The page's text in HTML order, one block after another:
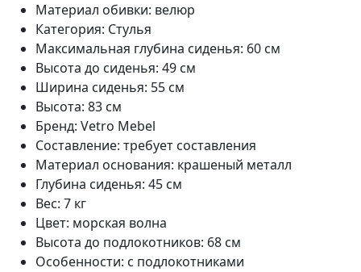
Материал обивки: велюр
Категория: Стулья
Максимальная глубина сиденья: 60 см
Высота до сиденья: 49 см
Ширина сиденья: 55 см
Высота: 83 см
Бренд: Vetro Mebel
Составление: требует составления
Материал основания: крашеный металл
Глубина сиденья: 45 см
Вес: 7 кг
Цвет: морская волна
Высота до подлокотников: 68 см
Особенности: с подлокотниками